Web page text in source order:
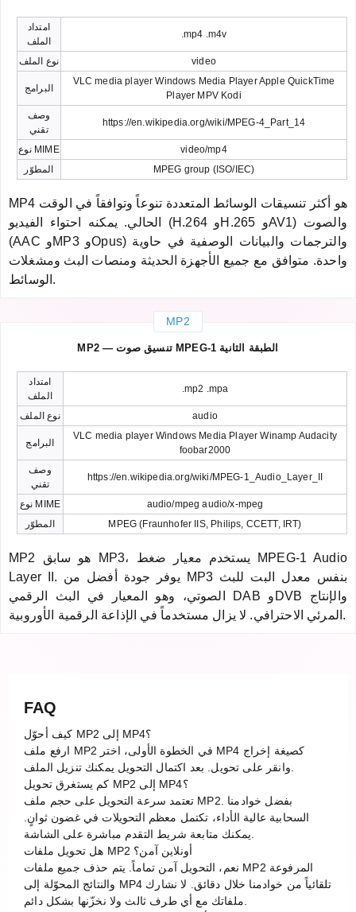
امتداد
الملف
.mp4 .m4v
نوع الملف video
البرامج
VLC media player Windows Media Player Apple QuickTime
Player MPV Kodi
وصف
تقني
https://en.wikipedia.org/wiki/MPEG-4_Part_14
نوع MIME
video/mp4
المطوّر
MPEG group (ISO/IEC)
MP4 هو أكثر تنسيقات الوسائط المتعددة تنوعاً وتوافقاً في الوقت
الحالي. يمكنه احتواء الفيديو (H.264 وH.265 وAV1) والصوت
(AAC وMP3 وOpus) والترجمات والبيانات الوصفية في حاوية
واحدة. متوافق مع جميع الأجهزة الحديثة ومنصات البث ومشغلات
الوسائط.
MP2
MP2 — تنسيق صوت MPEG-1 الطبقة الثانية
امتداد
الملف
.mp2 .mpa
نوع الملف audio
البرامج
VLC media player Windows Media Player Winamp Audacity
foobar2000
وصف
تقني
https://en.wikipedia.org/wiki/MPEG-1_Audio_Layer_II
نوع MIME
audio/mpeg audio/x-mpeg
المطوّر
MPEG (Fraunhofer IIS, Philips, CCETT, IRT)
MP2 هو سابق MP3، يستخدم معيار ضغط MPEG-1 Audio
Layer II. يوفر جودة أفضل من MP3 بنفس معدل البت للبث
الصوتي، وهو المعيار في البث الرقمي DAB وDVB والإنتاج
المرئي الاحترافي. لا يزال مستخدماً في الإذاعة الرقمية الأوروبية.
FAQ
كيف أحوّل MP2 إلى MP4؟
ارفع ملف MP2 في الخطوة الأولى، اختر MP4 كصيغة إخراج
كم يستغرق تحويل MP2 إلى MP4؟
تعتمد سرعة التحويل على حجم ملف MP2. بفضل خوادمنا
السحابية عالية الأداء، تكتمل معظم التحويلات في غضون ثوانٍ.
هل تحويل ملفات MP2 أونلاين آمن؟
نعم، التحويل آمن تماماً. يتم حذف جميع ملفات MP2 المرفوعة
والنتائج المحوّلة إلى MP4 تلقائياً من خوادمنا خلال دقائق. لا نشارك